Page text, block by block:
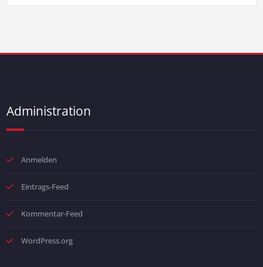
Administration
Anmelden
Eintrags-Feed
Kommentar-Feed
WordPress.org